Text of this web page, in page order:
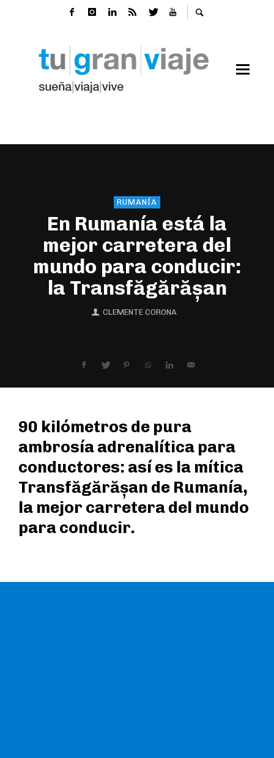
RUMANÍA
En Rumanía está la
mejor carretera del
mundo para conducir:
la Transfăgărășan
CLEMENTE CORONA
90 kilómetros de pura
ambrosía adrenalítica para
conductores: así es la mítica
Transfăgărășan de Rumanía,
la mejor carretera del mundo
para conducir.